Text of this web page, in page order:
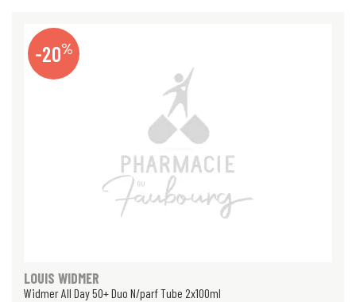
-20%
LOUIS WIDMER
Widmer All Day 50+ Duo N/parf Tube 2x100ml